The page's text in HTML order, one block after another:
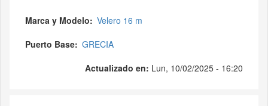
Marca y Modelo
Velero 16 m
Puerto Base GRECIA
Actualizado en: Lun, 10/02/2025 - 16:20